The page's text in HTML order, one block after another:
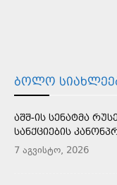
ᲑᲝᲚᲝ
ᲐᲨᲨ-ᲘᲡ ᲡᲔᲜᲐᲢᲛᲐ
ᲡᲐᲜᲥᲪᲘᲔᲑᲘᲡ
7 აგვისტო, 2026